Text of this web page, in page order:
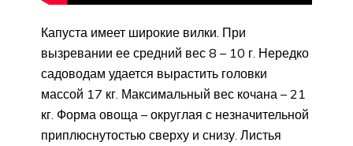
Капуста имеет широкие вилки. При
вызревании ее средний вес 8 – 10 г. Нередко
садоводам удается вырастить головки
массой 17 кг. Максимальный вес кочана – 21
кг. Форма овоща – округлая с незначительной
приплюснутостью сверху и снизу. Листья